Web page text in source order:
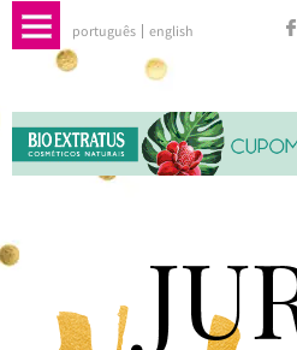
português english